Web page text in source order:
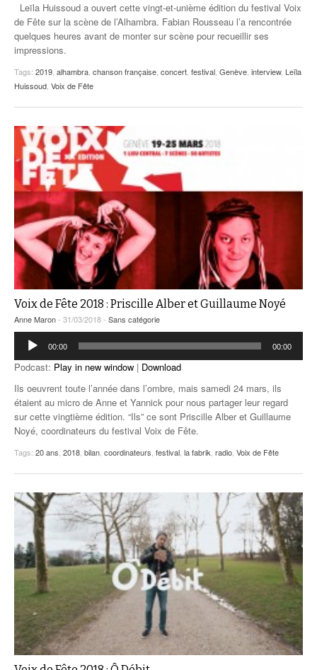
Leïla Huissoud a ouvert cette vingt-et-unième édition du festival Voix
de Fête sur la scène de l’Alhambra. Fabian Rousseau l’a rencontrée
quelques heures avant de monter sur scène pour recueillir ses
impressions.
Tags: 2019, alhambra, chanson française, concert, festival, Genève, interview, Leïla
Huissoud, Voix de Fête
Voix de Fête 2018 : Priscille Alber et Guillaume Noyé
Anne Maron- 31/03/2018 - Sans catégorie
Lecteur
audio
00:00 00:00
Podcast: Play in new window | Download
Ils oeuvrent toute l’année dans l’ombre, mais samedi 24 mars, ils
étaient au micro de Anne et Yannick pour nous partager leur regard
sur cette vingtième édition. “Ils” ce sont Priscille Alber et Guillaume
Noyé, coordinateurs du festival Voix de Fête.
Tags: 20 ans 2018 bilan coordinateurs festival la fabrik radio Voix de Fête